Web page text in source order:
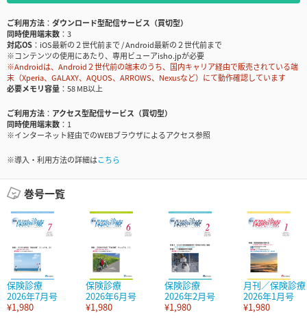
ご利用方法
ダウンロード型配信サービス（買切型）
同時使用端末数
3
対応OS
iOS最新の２世代前まで / Android最新の２世代前まで
※コンテンツの使用にあたり、専用ビューアisho.jpが必要
※Androidは、Android２世代前の端末のうち、国内キャリア経由で販売されている端
末（Xperia、GALAXY、AQUOS、ARROWS、Nexusなど）にて動作確認しています
必要メモリ容量
58 MB以上
ご利用方法
アクセス型配信サービス（買切型）
同時使用端末数
1
※インターネット経由でのWEBブラウザによるアクセス参照
※導入・利用方法の詳細はこちら
巻号一覧
保険診療
2026年7月号
¥1,980
保険診療
2026年6月号
¥1,980
保険診療
2026年2月号
¥1,980
月刊／保険診療
2026年1月号
¥1,980